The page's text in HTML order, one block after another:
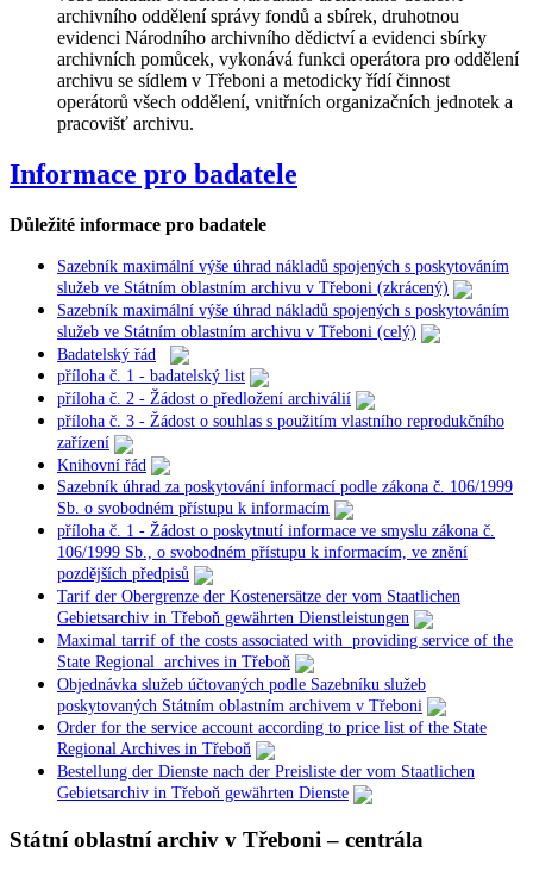
archivního oddělení správy fondů a sbírek, druhotnou
evidenci Národního archivního dědictví a evidenci sbírky
archivních pomůcek, vykonává funkci operátora pro oddělení
archivu se sídlem v Třeboni a metodicky řídí činnost
operátorů všech oddělení, vnitřních organizačních jednotek a
pracovišť archivu.
Informace pro badatele
Důležité informace pro badatele
Sazebník maximální výše úhrad nákladů spojených s poskytováním
služeb ve Státním oblastním archivu v Třeboni (zkrácený)
Sazebník maximální výše úhrad nákladů spojených s poskytováním
služeb ve Státním oblastním archivu v Třeboni (celý)
Badatelský řád
příloha č. 1 - badatelský list
příloha č. 2 - Žádost o předložení archiválií
příloha č. 3 - Žádost o souhlas s použitím vlastního reprodukčního
zařízení
Knihovní řád
Sazebník úhrad za poskytování informací podle zákona č. 106/1999
Sb. o svobodném přístupu k informacím
příloha č. 1 - Žádost o poskytnutí informace ve smyslu zákona č.
106/1999 Sb., o svobodném přístupu k informacím, ve znění
pozdějších předpisů
Tarif der Obergrenze der Kostenersätze der vom Staatlichen
Gebietsarchiv in Třeboň gewährten Dienstleistungen
Maximal tarrif of the costs associated with providing service of the
State Regional archives in Třeboň
Objednávka služeb účtovaných podle Sazebníku služeb
poskytovaných Státním oblastním archivem v Třeboni
Order for the service account according to price list of the State
Regional Archives in Třeboň
Bestellung der Dienste nach der Preisliste der vom Staatlichen
Gebietsarchiv in Třeboň gewährten Dienste
Státní oblastní archiv v Třeboni – centrála